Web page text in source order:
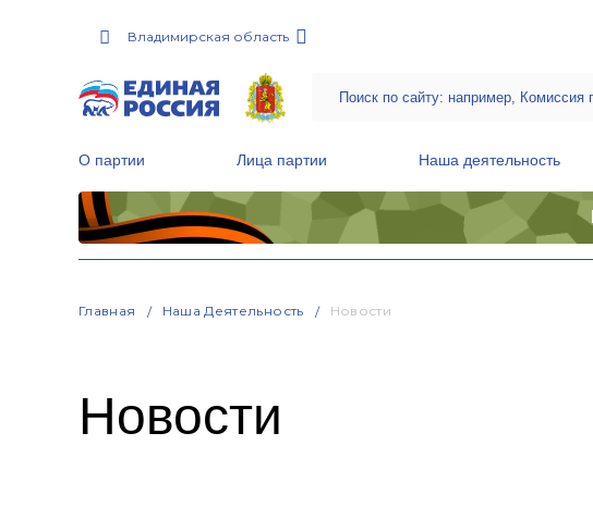
Владимирская область
О партии Лица партии Наша деятельность
Главная Наша Деятельность Новости
Новости